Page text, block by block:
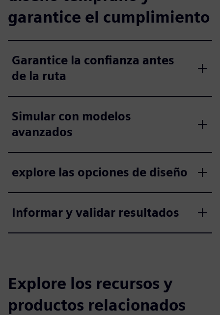
garantice el cumplimiento
Garantice la confianza antes
de la ruta
Simular con modelos
avanzados
explore las opciones de diseño
Informar y validar resultados
Explore los recursos y
productos relacionados